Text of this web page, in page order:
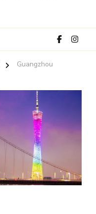
Guangzhou